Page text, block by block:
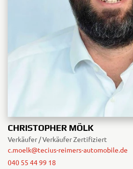
CHRISTOPHER MÖLK
Verkäufer / Verkäufer Zertifiziert
c.moelk@tecius-reimers-automobile.de
040 55 44 99 18